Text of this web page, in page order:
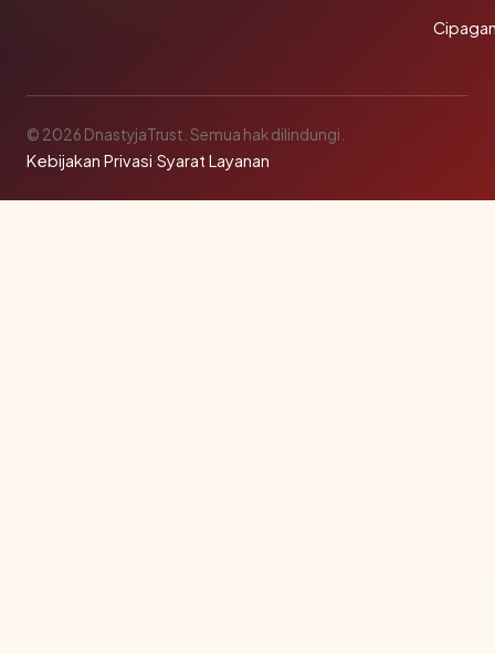
© 2026 DnastyjaTrust. Semua hak dilindungi.
Kebijakan Privasi·Syarat Layanan